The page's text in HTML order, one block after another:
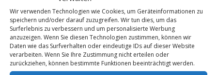
Wir verwenden Technologien wie Cookies, um Geräteinformationen zu
speichern und/oder darauf zuzugreifen. Wir tun dies, um das
Surferlebnis zu verbessern und um personalisierte Werbung
anzuzeigen. Wenn Sie diesen Technologien zustimmen, können wir
Daten wie das Surfverhalten oder eindeutige IDs auf dieser Website
verarbeiten. Wenn Sie Ihre Zustimmung nicht erteilen oder
zurückziehen, können bestimmte Funktionen beeinträchtigt werden.